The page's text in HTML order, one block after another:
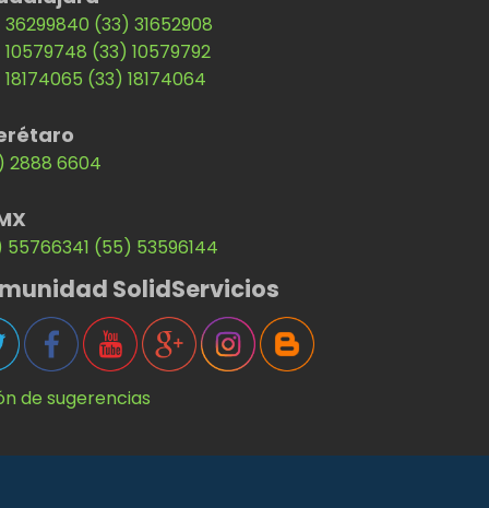
(33) 31652908
(33) 10579792
(33) 18174064
2888 6604
(55) 53596144
SolidServicios
de sugerencias